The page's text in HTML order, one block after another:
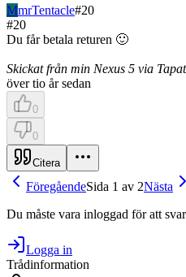
MmrTentacle#20
#20
Du får betala returen 🙂
Skickat från min Nexus 5 via
över tio år sedan
0
0
Citera
FöregåendeSida 1 av 2Nästa
Du måste vara inloggad för att
Logga in
Trådinformation